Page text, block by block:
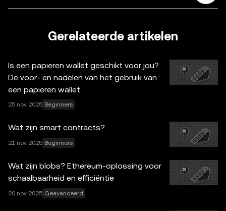
verstandig is om crypto-/digitale bezittingen te
verhandelen of te bezitten. Raadpleeg je juridische, fiscale
specifieke situatie. De informatie in dit bericht (inclusief
eventuele marktgegevens en statistieken) is uitsluitend
bedoeld als algemene informatie. Sommige inhoud kan
worden gegenereerd of ondersteund door tools met
besteed aan het voorbereiden van deze gegevens en
grafieken, aanvaarden wij geen verantwoordelijkheid of
omissies hierin. OKX Web3-wallet en bijbehorende
diensten zijn niet aangeboden door OKX Exchange en zijn
onderhevig aan deGebruikersvoorwaarden van het
Gerelateerde artikelen
Is een papieren wallet geschikt voor jou?
De voor- en nadelen van het gebruik van
een papieren wallet
25 nov 2025 Beginners
Wat zijn smart contracts?
21 nov 2025 Beginners
Wat zijn blobs? Ethereum-oplossing voor
schaalbaarheid en efficiëntie
20 nov 2025 Geavanceerd